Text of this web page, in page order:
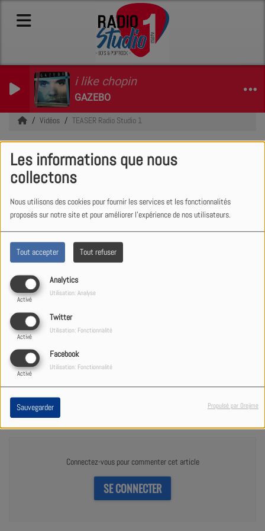
Les informations que nous
collectons
Nous utilisons des cookies pour fournir les services et les fonctionnalités
proposés sur notre site et pour améliorer l'expérience de nos utilisateurs.
Tout accepter Tout refuser
Analytics
Activé
Utilisation: Analyse
Twitter
Activé
Utilisation: Fonctionnalité
Facebook
Activé
Utilisation: Fonctionnalité
Sauvegarder Propulsé par Orejime
i like chopin
GAZEBO
Vidéos TEASER Radio Studio 1
TEASER Radio Studio 1
19 AOÛT 2020
Teaser Radio Studio 1
Commentaires(0)
Connectez-vous pour commenter cet article
SE CONNECTER